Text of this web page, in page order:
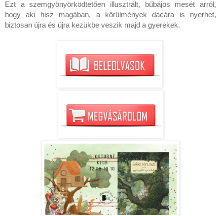
Ezt a szemgyönyörködtetően illusztrált, bűbájos mesét arról,
hogy aki hisz magában, a körülmények dacára is nyerhet,